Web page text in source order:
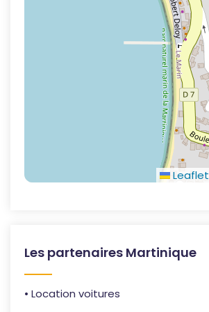
Leaflet
Les partenaires Martinique
• Location voitures